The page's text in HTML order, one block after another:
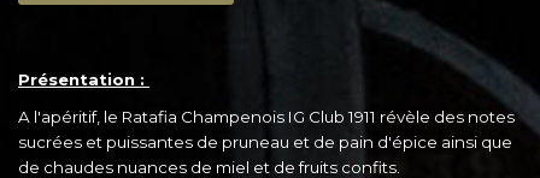
Présentation :
A l'apéritif, le Ratafia Champenois IG Club 1911 révèle des notes
sucrées et puissantes de pruneau et de pain d'épice ainsi que
de chaudes nuances de miel et de fruits confits.